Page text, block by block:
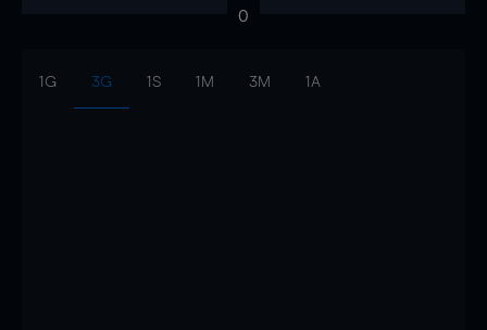
0
1G 3G 1S 1M 3M 1A